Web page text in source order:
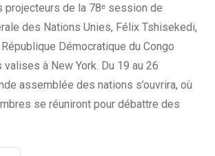
de la 78ᵉ session de
des Nations Unies, Félix Tshisekedi,
Démocratique du Congo
valises à New York. Du 19 au 26
assemblée des nations s’ouvrira, où
se réuniront pour débattre des